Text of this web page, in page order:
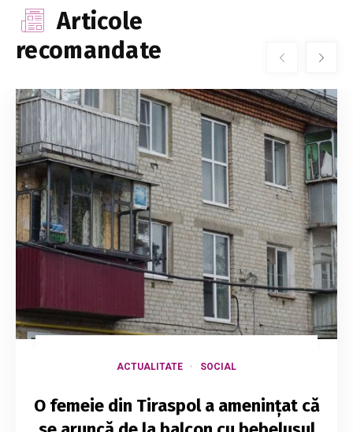
Articole
recomandate
ACTUALITATE SOCIAL
O femeie din Tiraspol a amenințat că